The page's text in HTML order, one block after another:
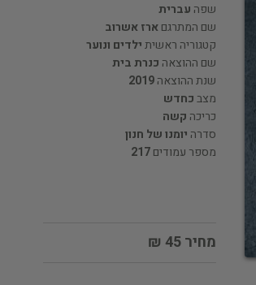
שפה עברית
שם המתרגםארז אשרוב
קטגוריה ראשיתילדים ונוער
שם ההוצאה כנרת בית
שנת ההוצאה2019
מצבכחדש
כריכה קשה
סדרה יומנו של חנון
מספר עמודים217
מחיר 45 ₪